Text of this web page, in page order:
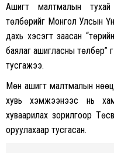
Ашигт малтмалын
төлбөрийг Монгол Улсын
дахь хэсэгт заасан
баялаг ашигласны төлбөр”
тусгажээ.
Мөн ашигт малтмалын нөөц
хувь хэмжээнээс нь
хуваарилах зорилгоор
оруулахаар тусгасан.